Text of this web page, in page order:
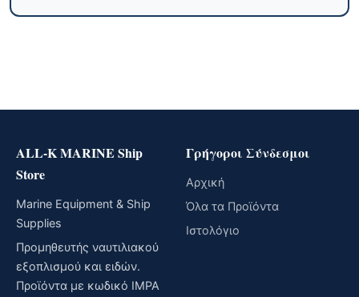
ALL-K MARINE Ship
Store
Marine Equipment & Ship
Supplies
Προμηθευτής ναυτιλιακού
εξοπλισμού και ειδών.
Προϊόντα με κωδικό IMPA
Γρήγοροι Σύνδεσμοι
Αρχική
Όλα τα Προϊόντα
Ιστολόγιο